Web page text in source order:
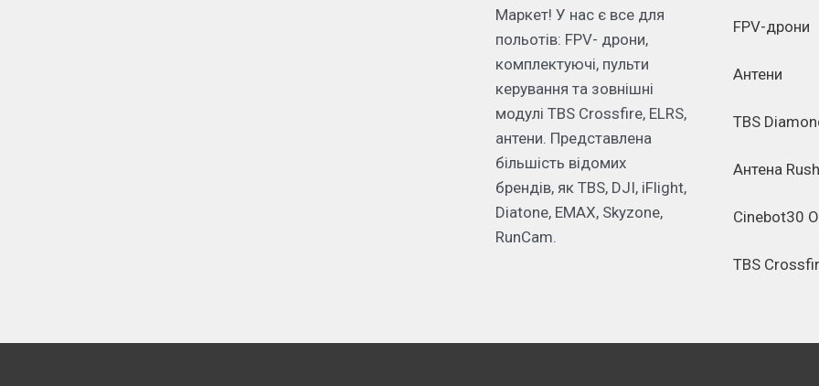
Маркет! У нас є все для
польотів: FPV- дрони,
комплектуючі, пульти
керування та зовнішні
модулі TBS Crossfire, ELRS,
антени. Представлена
більшість відомих
брендів, як TBS, DJI, iFlight,
Diatone, EMAX, Skyzone,
RunCam.
FPV-дрони
Антени
TBS
Антена
Cinebot30
TBS